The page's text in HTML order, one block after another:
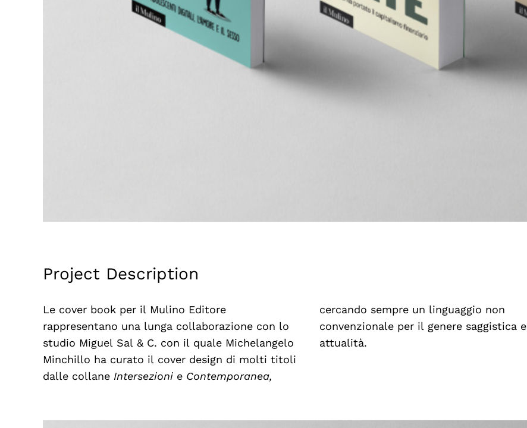
Project Description
Le cover book per il Mulino Editore
rappresentano una lunga collaborazione con lo
studio Miguel Sal & C. con il quale Michelangelo
Minchillo ha curato il cover design di molti titoli
dalle collane Intersezionie Contemporanea,
cercando sempre un linguaggio non
convenzionale per il genere saggistica e
attualità.